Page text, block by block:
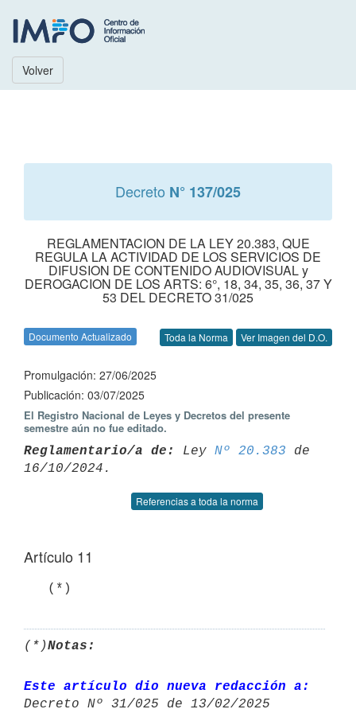
Volver
Decreto N° 137/025
REGLAMENTACION DE LA LEY 20.383, QUE
REGULA LA ACTIVIDAD DE LOS SERVICIOS DE
DIFUSION DE CONTENIDO AUDIOVISUAL y
DEROGACION DE LOS ARTS: 6°, 18, 34, 35, 36, 37 Y
53 DEL DECRETO 31/025
Documento Actualizado Toda la Norma Ver Imagen del D.O.
Promulgación: 27/06/2025
Publicación: 03/07/2025
El Registro Nacional de Leyes y Decretos del presente
semestre aún no fue editado.
Reglamentario/a de: Ley Nº 20.383 de
Referencias a toda la norma
Artículo 11
   (*)
(*)Notas:
Este artículo dio nueva redacción a:
Decreto Nº 31/025 de 13/02/2025